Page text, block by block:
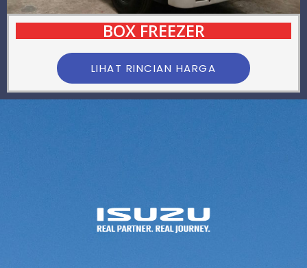
BOX FREEZER
LIHAT RINCIAN HARGA